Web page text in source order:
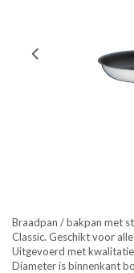
Braadpan / bakpan met
Classic. Geschikt voor
Uitgevoerd met
Diameter is binnenkant